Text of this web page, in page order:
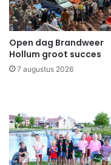
Open dag Brandweer
Hollum groot succes
7 augustus 2026